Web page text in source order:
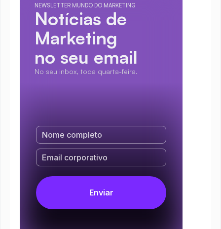
NEWSLETTER MUNDO DO MARKETING
Notícias de
Marketing
no seu email
No seu inbox, toda quarta-feira.